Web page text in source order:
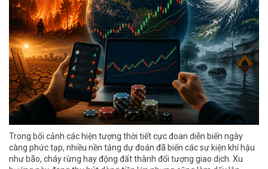
Trong bối cảnh các hiện tượng thời tiết cực đoan diễn biến ngày
càng phức tạp, nhiều nền tảng dự đoán đã biến các sự kiện khí hậu
như bão, cháy rừng hay động đất thành đối tượng giao dịch. Xu